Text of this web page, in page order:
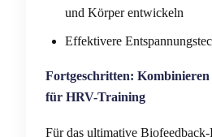
und Körper entwickeln
Effektivere
Fortgeschritten:
für HRV-Training
Für das ultimative